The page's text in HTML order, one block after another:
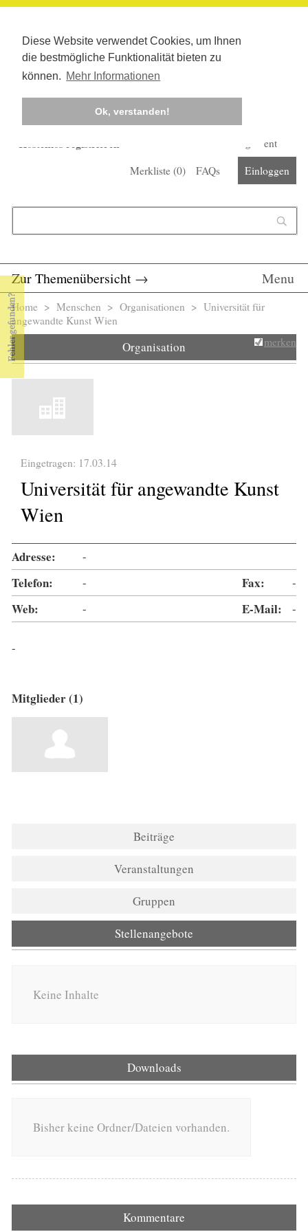
Diese Website verwendet Cookies, um Ihnen
die bestmögliche Funktionalität bieten zu
können. Mehr Informationen
Ok, verstanden!
Kostenlos registrieren
Corona-Management
Merkliste (0) FAQs Einloggen
Zur Themenübersicht → Menu
Sie sind hier
Home > Menschen > Organisationen > Universität für
angewandte Kunst Wien
Organisation merken
Eingetragen: 17.03.14
Universität für angewandte Kunst
Wien
Adresse: -
Telefon: - Fax: -
Web: - E-Mail: -
-
Mitglieder (1)
Beiträge
Veranstaltungen
Gruppen
Stellenangebote
Keine Inhalte
Downloads
Bisher keine Ordner/Dateien vorhanden.
Kommentare